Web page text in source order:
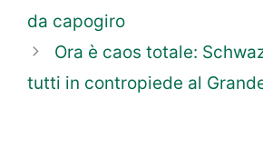
da capogiro
Ora è caos totale:
tutti in contropiede al